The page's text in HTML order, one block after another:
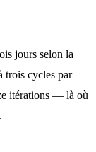
jours selon la
trois cycles par
itérations — là où